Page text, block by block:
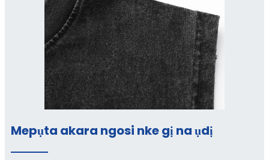
Mepụta akara ngosi nke gị na ụdị